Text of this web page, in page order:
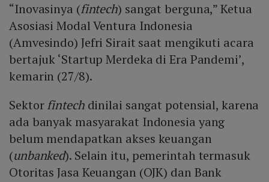
“Inovasinya (fintech) sangat berguna,” Ketua
Asosiasi Modal Ventura Indonesia
(Amvesindo) Jefri Sirait saat mengikuti acara
bertajuk ‘Startup Merdeka di Era Pandemi’,
kemarin (27/8).
Sektorfintechdinilai sangat potensial, karena
ada banyak masyarakat Indonesia yang
belum mendapatkan akses keuangan
(unbanked). Selain itu, pemerintah termasuk
Otoritas Jasa Keuangan (OJK) dan Bank